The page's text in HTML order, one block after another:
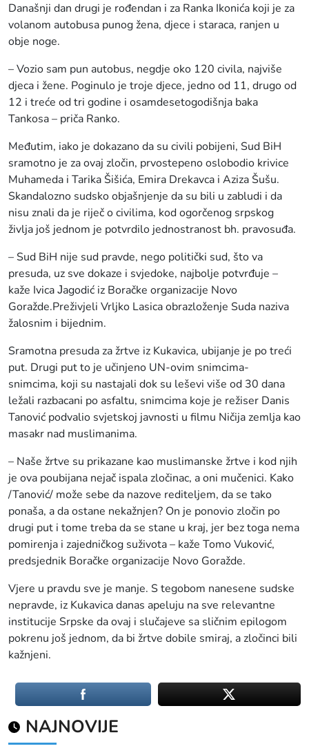
Današnji dan drugi je rođendan i za Ranka Ikonića koji je za
volanom autobusa punog žena, djece i staraca, ranjen u
obje noge.
– Vozio sam pun autobus, negdje oko 120 civila, najviše
djeca i žene. Poginulo je troje djece, jedno od 11, drugo od
12 i treće od tri godine i osamdesetogodišnja baka
Tankosa – priča Ranko.
Međutim, iako je dokazano da su civili pobijeni, Sud BiH
sramotno je za ovaj zločin, prvostepeno oslobodio krivice
Muhameda i Tarika Šišića, Emira Drekavca i Aziza Šušu.
Skandalozno sudsko objašnjenje da su bili u zabludi i da
nisu znali da je riječ o civilima, kod ogorčenog srpskog
življa još jednom je potvrdilo jednostranost bh. pravosuđa.
– Sud BiH nije sud pravde, nego politički sud, što va
presuda, uz sve dokaze i svjedoke, najbolje potvrđuje –
kaže Ivica Јagodić iz Boračke organizacije Novo
Goražde.Preživjeli Vrljko Lasica obrazloženje Suda naziva
žalosnim i bijednim.
Sramotna presuda za žrtve iz Kukavica, ubijanje je po treći
put. Drugi put to je učinjeno UN-ovim snimcima-
snimcima, koji su nastajali dok su leševi više od 30 dana
ležali razbacani po asfaltu, snimcima koje je režiser Danis
Tanović podvalio svjetskoj javnosti u filmu Ničija zemlja kao
masakr nad muslimanima.
– Naše žrtve su prikazane kao muslimanske žrtve i kod njih
je ova poubijana nejač ispala zločinac, a oni mučenici. Kako
/Tanović/ može sebe da nazove rediteljem, da se tako
ponaša, a da ostane nekažnjen? On je ponovio zločin po
drugi put i tome treba da se stane u kraj, jer bez toga nema
pomirenja i zajedničkog suživota – kaže Tomo Vuković,
predsjednik Boračke organizacije Novo Goražde.
Vjere u pravdu sve je manje. S tegobom nanesene sudske
nepravde, iz Kukavica danas apeluju na sve relevantne
institucije Srpske da ovaj i slučajeve sa sličnim epilogom
pokrenu još jednom, da bi žrtve dobile smiraj, a zločinci bili
kažnjeni.
NAJNOVIJE